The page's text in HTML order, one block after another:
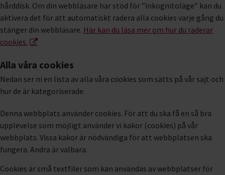
hårddisk. Om din webbläsare har stöd för ”inkognitoläge” kan du
aktivera det för att automatiskt radera alla cookies varje gång du
stänger din webbläsare. Här kan du läsa mer om hur du raderar
cookies.
Alla våra cookies
Nedan ser ni en lista av alla våra cookies som sätts på vår sajt och
hur de är kategoriserade.
Denna webbplats använder cookies. För att du ska få en så bra
upplevelse som möjligt använder vi kakor (cookies) på vår
webbplats. Vissa kakor är nödvändiga för att webbplatsen ska
fungera. Andra är valbara.
Cookies är små textfiler som kan användas av webbplatser för